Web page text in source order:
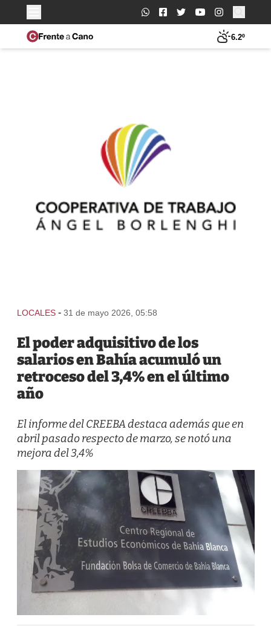
Buscar:
6.2º
LOCALES - 31 de mayo 2026, 05:58
El poder adquisitivo de los
salarios en Bahía acumuló un
retroceso del 3,4% en el último
año
El informe del CREEBA destaca además que en
abril pasado respecto de marzo, se notó una
mejora del 3,4%